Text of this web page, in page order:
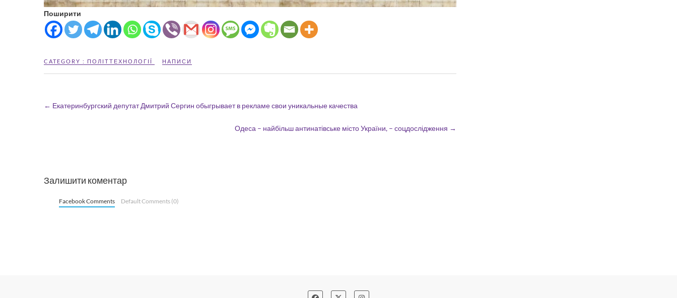
Поширити
CATEGORY : ПОЛІТТЕХНОЛОГІЇ НАПИСИ
← Екатеринбургский депутат Дмитрий Сергин обыгрывает в рекламе свои уникальные качества
Одеса – найбільш антинатівське місто України, – соцдослідження →
Залишити коментар
Facebook Comments Default Comments (0)